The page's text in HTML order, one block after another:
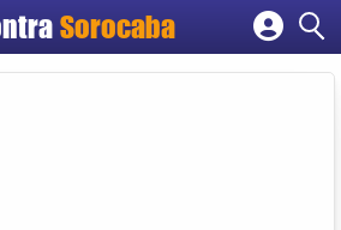
Sorocaba
Cadastrar empresa